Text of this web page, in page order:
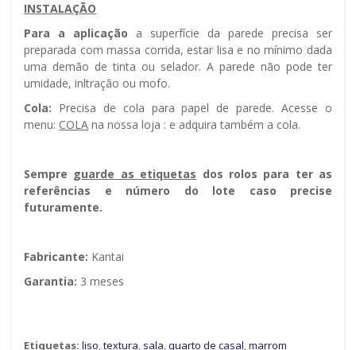
INSTALAÇÃO
Para a aplicação a superfície da parede precisa ser
preparada com massa corrida, estar lisa e no mínimo dada
uma demão de tinta ou selador. A parede não pode ter
umidade, infiltração ou mofo.
Cola: Precisa de cola para papel de parede. Acesse o
menu: COLA na nossa loja : e adquira também a cola.
Sempre guarde as etiquetas dos rolos para ter as
referências e número do lote caso precise
futuramente.
Fabricante: Kantai
Garantia: 3 meses
Etiquetas: liso,textura, sala,quarto de casal,marrom